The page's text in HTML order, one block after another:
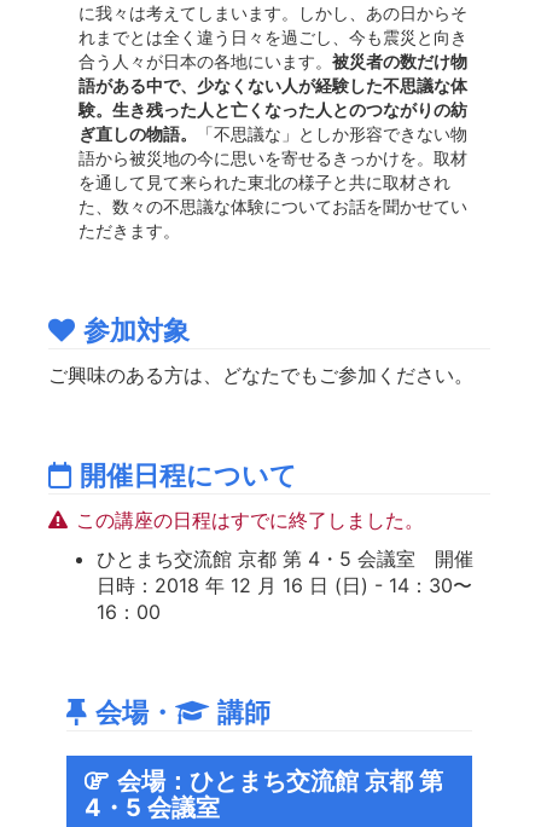
に我々は考えてしまいます。しかし、あの日からそ
れまでとは全く違う日々を過ごし、今も震災と向き
合う人々が日本の各地にいます。 被災者の数だけ物
語がある中で、少なくない人が経験した不思議な体
験。生き残った人と亡くなった人とのつながりの紡
ぎ直しの物語。
「不思議な」としか形容できない物
語から被災地の今に思いを寄せるきっかけを。取材
を通して見て来られた東北の様子と共に取材され
た、数々の不思議な体験についてお話を聞かせてい
ただきます。
参加対象
ご興味のある方は、どなたでもご参加ください。
開催日程について
この講座の日程はすでに終了しました。
ひとまち交流館 京都 第 4・5 会議室 開催
日時：2018 年 12 月 16 日 (日) - 14：30〜
16：00
会場・ 講師
会場：ひとまち交流館 京都 第
4・5 会議室